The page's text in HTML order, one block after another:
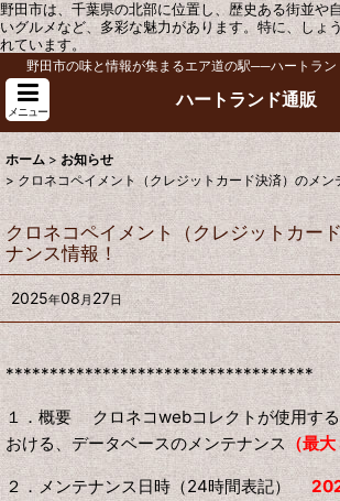
野田市は、千葉県の北部に位置し、歴史ある街並や
いグルメなど、多彩な魅力があります。特に、しょ
れています。
野田市の味と情報が集まるエア道の駅──ハートラン
メニュー
ハートランド通販
ホーム > お知らせ
> クロネコペイメント（クレジットカード決済）のメン
クロネコペイメント（クレジットカー
ナンス情報！
2025年08月27日
***********************************
１．概要 クロネコwebコレクトが使用す
おける、データベースのメンテナンス （最
２．メンテナンス日時（24時間表記）